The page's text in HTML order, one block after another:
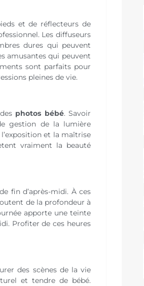
et de réflecteurs de
Les diffuseurs
dures qui peuvent
amusantes qui peuvent
sont parfaits pour
pleines de vie.
photos bébé. Savoir
gestion de la lumière
et la maîtrise
vraiment la beauté
fin d’après-midi. À ces
de la profondeur à
apporte une teinte
Profiter de ces heures
des scènes de la vie
et tendre de bébé.